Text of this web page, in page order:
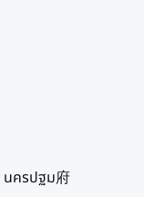
นครปฐม府